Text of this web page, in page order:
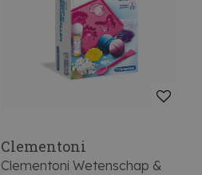
Clementoni
Clementoni Wetenschap &